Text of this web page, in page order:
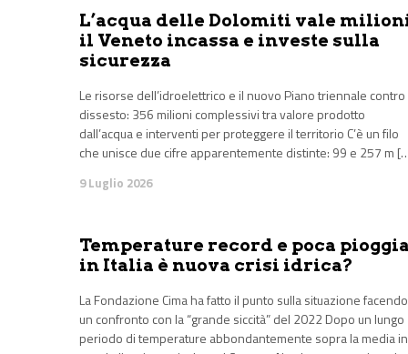
L’acqua delle Dolomiti vale
il Veneto incassa e investe sulla
sicurezza
Le risorse dell’idroelettrico e il nuovo Piano triennale contro
dissesto: 356 milioni complessivi tra valore prodotto
dall’acqua e interventi per proteggere il territorio C’è un filo
che unisce due cifre apparentemente distinte: 99 e 257 m
9 Luglio 2026
Temperature record e poca
in Italia è nuova crisi idrica?
La Fondazione Cima ha fatto il punto sulla situazione facendo
un confronto con la “grande siccità” del 2022 Dopo un lungo
periodo di temperature abbondantemente sopra la media in